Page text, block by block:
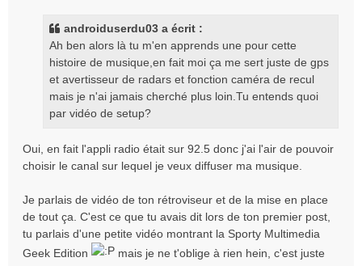
androiduserdu03 a écrit :
Ah ben alors là tu m'en apprends une pour cette
histoire de musique,en fait moi ça me sert juste de gps
et avertisseur de radars et fonction caméra de recul
mais je n'ai jamais cherché plus loin.Tu entends quoi
par vidéo de setup?
Oui, en fait l'appli radio était sur 92.5 donc j'ai l'air de pouvoir
choisir le canal sur lequel je veux diffuser ma musique.
Je parlais de vidéo de ton rétroviseur et de la mise en place
de tout ça. C'est ce que tu avais dit lors de ton premier post,
tu parlais d'une petite vidéo montrant la Sporty Multimedia
Geek Edition
mais je ne t'oblige à rien hein, c'est juste